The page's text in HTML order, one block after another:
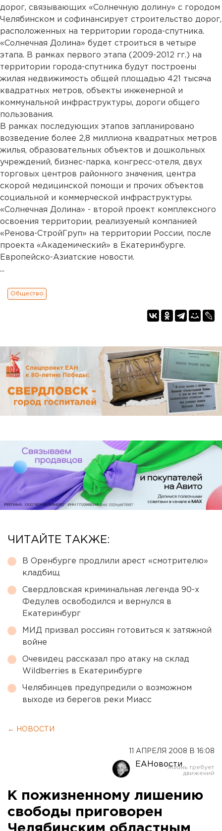
дорог, связывающих «Солнечную долину» с городом
Челябинском и софинансирует строительство дорог,
расположенных на территории города-спутника.
«Солнечная Долина» будет строиться в четыре
этапа. В рамках первого этапа (2009-2012 гг.) на
территории города-спутника будут построены
жилая недвижимость общей площадью 421 тысяча
квадратных метров, объекты инженерной и
коммунальной инфраструктуры, дороги общего
пользования.
В рамках последующих этапов запланировано
возведение более 2,8 миллиона квадратных метров
жилья, образовательных объектов и дошкольных
учреждений, бизнес-парка, конгресс-отеля, двух
торговых центров районного значения, центра
скорой медицинской помощи и прочих объектов
социальной и коммерческой инфраструктуры.
«Солнечная Долина» - второй проект комплексного
освоения территории, реализуемый компанией
«Ренова-СтройГруп» на территории России, после
проекта «Академический» в Екатеринбурге.
Европейско-Азиатские новости.
...
Общество
ЧИТАЙТЕ ТАКЖЕ:
В Оренбурге продлили арест «смотрителю»
кладбищ
Свердловская криминальная легенда 90-х
Федулев освободился и вернулся в
Екатеринбург
МИД призвал россиян готовиться к затяжной
войне
Очевидец рассказал про атаку на склад
Wildberries в Екатеринбурге
Челябинцев предупредили о возможном
выходе из берегов реки Миасс
← НОВОСТИ
11 АПРЕЛЯ 2008 В 16:08
ЕАНовости
К пожизненному лишению
свободы приговорен
Челябинским областным